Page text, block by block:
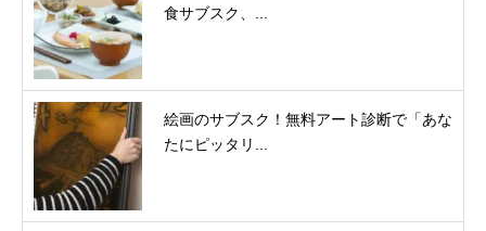
食サブスク、...
絵画のサブスク！無料アート診断で「あな
たにピッタリ...